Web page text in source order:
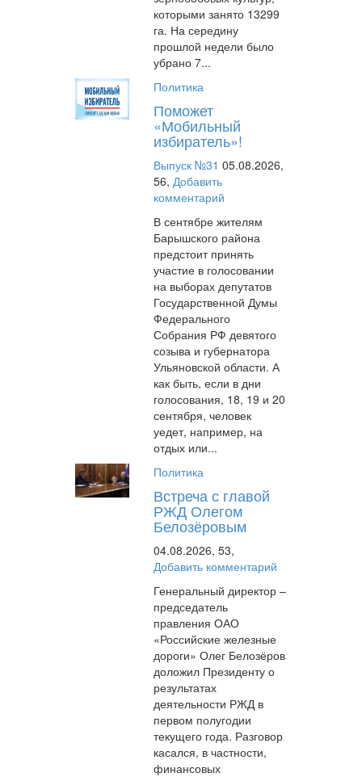
которыми занято 13299
га. На середину
прошлой недели было
убрано 7...
Политика
Поможет
«Мобильный
избиратель»!
Выпуск №31 05.08.2026,
56, Добавить
комментарий
В сентябре жителям
Барышского района
предстоит принять
участие в голосовании
на выборах депутатов
Государственной Думы
Федерального
Собрания РФ девятого
созыва и губернатора
Ульяновской области. А
как быть, если в дни
голосования, 18, 19 и 20
сентября, человек
уедет, например, на
отдых или...
Политика
Встреча с главой
РЖД Олегом
Белозёровым
04.08.2026, 53,
Добавить комментарий
Генеральный директор –
председатель
правления ОАО
«Российские железные
дороги» Олег Белозёров
доложил Президенту о
результатах
деятельности РЖД в
первом полугодии
текущего года. Разговор
касался, в частности,
финансовых